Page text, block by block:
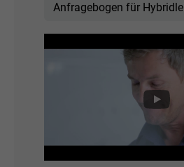
Anfragebogen für